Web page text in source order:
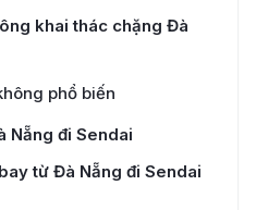
khai thác chặng Đà
phổ biến
Nẵng đi Sendai
từ Đà Nẵng đi Sendai